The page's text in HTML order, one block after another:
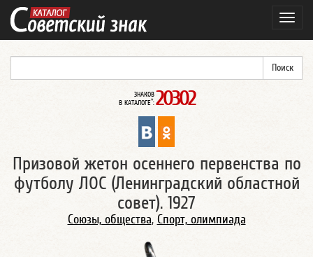
ЗНАКОВ
В КАТАЛОГЕ*: 20302
Призовой жетон осеннего первенства по
футболу ЛОС (Ленинградский областной
совет). 1927
Союзы, общества, Спорт, олимпиада